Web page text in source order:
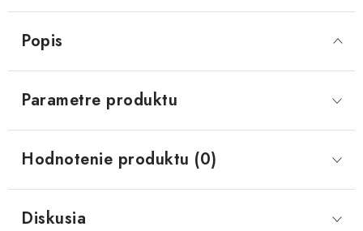
Popis
Parametre produktu
Hodnotenie produktu (0)
Diskusia